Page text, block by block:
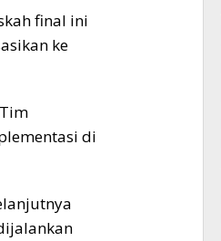
final ini
ke
di